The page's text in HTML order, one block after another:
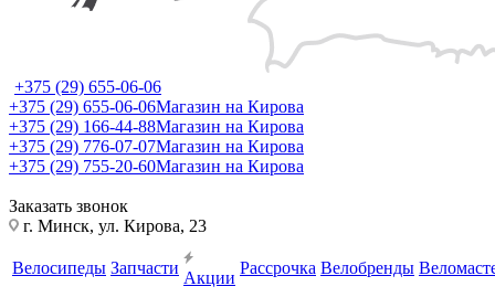
+375 (29) 655-06-06
+375 (29) 655-06-06Магазин на Кирова
+375 (29) 166-44-88Магазин на Кирова
+375 (29) 776-07-07Магазин на Кирова
+375 (29) 755-20-60Магазин на Кирова
Заказать звонок
г. Минск, ул. Кирова, 23
Велосипеды Запчасти
Акции
Рассрочка Велобренды